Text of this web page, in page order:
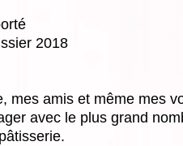
2018
amis et même mes
avec le plus grand